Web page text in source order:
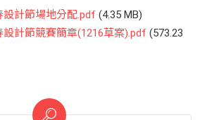
設計節場地分配.pdf (4.35 MB)
設計節競賽簡章(1216草案).pdf (573.23